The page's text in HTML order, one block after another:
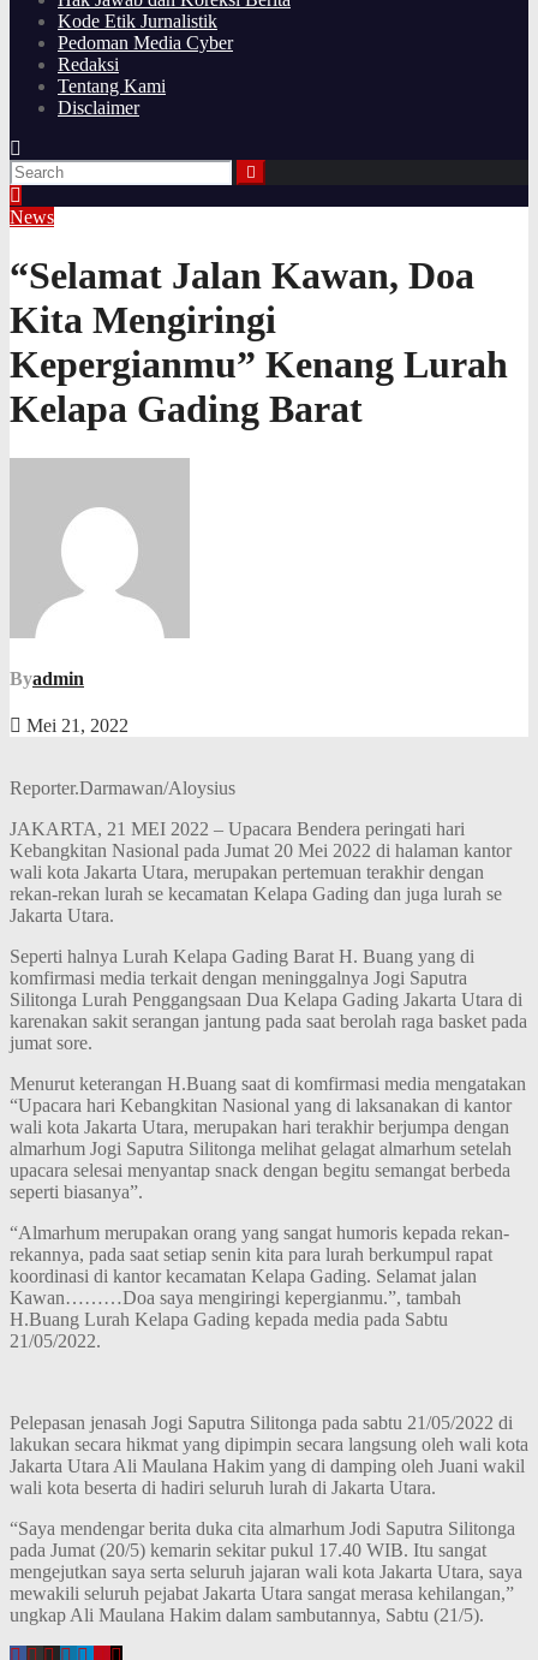
Kode Etik Jurnalistik
Pedoman Media Cyber
Redaksi
Tentang Kami
Disclaimer
News
“Selamat Jalan Kawan, Doa
Kita Mengiringi
Kepergianmu” Kenang Lurah
Kelapa Gading Barat
Byadmin
Mei 21, 2022
Reporter.Darmawan/Aloysius
JAKARTA, 21 MEI 2022 – Upacara Bendera peringati hari
Kebangkitan Nasional pada Jumat 20 Mei 2022 di halaman kantor
wali kota Jakarta Utara, merupakan pertemuan terakhir dengan
rekan-rekan lurah se kecamatan Kelapa Gading dan juga lurah se
Jakarta Utara.
Seperti halnya Lurah Kelapa Gading Barat H. Buang yang di
komfirmasi media terkait dengan meninggalnya Jogi Saputra
Silitonga Lurah Penggangsaan Dua Kelapa Gading Jakarta Utara di
karenakan sakit serangan jantung pada saat berolah raga basket pada
jumat sore.
Menurut keterangan H.Buang saat di komfirmasi media mengatakan
“Upacara hari Kebangkitan Nasional yang di laksanakan di kantor
wali kota Jakarta Utara, merupakan hari terakhir berjumpa dengan
almarhum Jogi Saputra Silitonga melihat gelagat almarhum setelah
upacara selesai menyantap snack dengan begitu semangat berbeda
seperti biasanya”.
“Almarhum merupakan orang yang sangat humoris kepada rekan-
rekannya, pada saat setiap senin kita para lurah berkumpul rapat
koordinasi di kantor kecamatan Kelapa Gading. Selamat jalan
Kawan………Doa saya mengiringi kepergianmu.”, tambah
H.Buang Lurah Kelapa Gading kepada media pada Sabtu
21/05/2022.
Pelepasan jenasah Jogi Saputra Silitonga pada sabtu 21/05/2022 di
lakukan secara hikmat yang dipimpin secara langsung oleh wali kota
Jakarta Utara Ali Maulana Hakim yang di damping oleh Juani wakil
wali kota beserta di hadiri seluruh lurah di Jakarta Utara.
“Saya mendengar berita duka cita almarhum Jodi Saputra Silitonga
pada Jumat (20/5) kemarin sekitar pukul 17.40 WIB. Itu sangat
mengejutkan saya serta seluruh jajaran wali kota Jakarta Utara, saya
mewakili seluruh pejabat Jakarta Utara sangat merasa kehilangan,”
ungkap Ali Maulana Hakim dalam sambutannya, Sabtu (21/5).